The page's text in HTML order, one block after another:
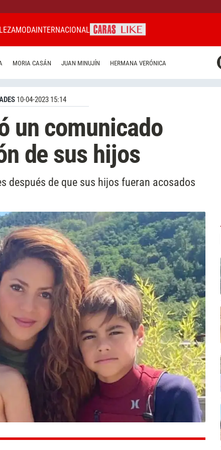
MODAINTERNACIONAL
MORIA CASÁN JUAN MINUJÍN HERMANA VERÓNICA
10-04-2023 15:14
un comunicado
de sus hijos
después de que sus hijos fueran acosados